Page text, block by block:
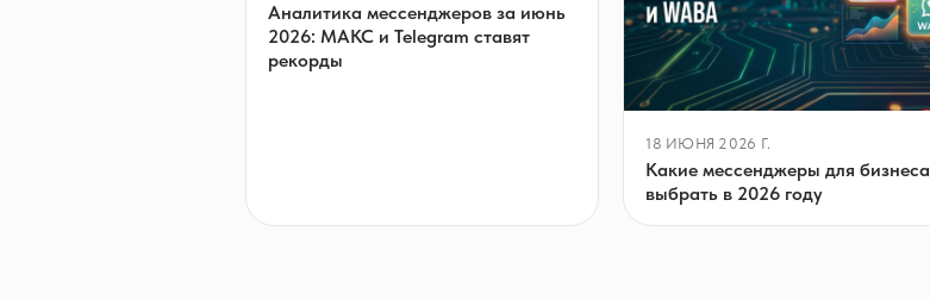
Аналитика мессенджеров за июнь
2026: МАКС и Telegram ставят
рекорды
18 ИЮНЯ 2026 Г.
Какие мессенджеры для бизнеса
выбрать в 2026 году